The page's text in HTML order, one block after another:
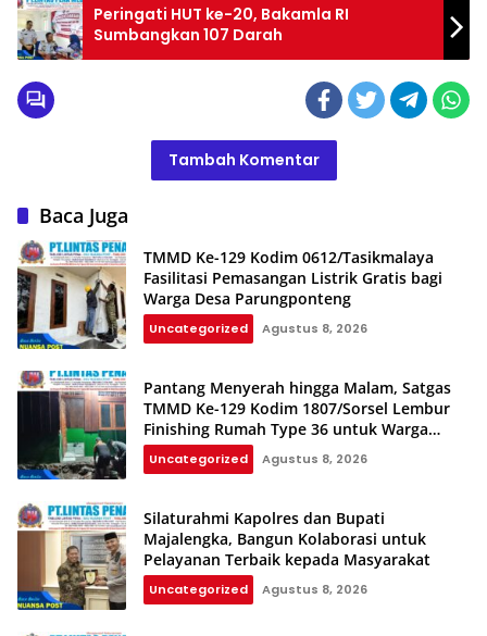
Peringati HUT ke-20, Bakamla RI
Sumbangkan 107 Darah
Tambah Komentar
Baca Juga
TMMD Ke-129 Kodim 0612/Tasikmalaya
Fasilitasi Pemasangan Listrik Gratis bagi
Warga Desa Parungponteng
Uncategorized Agustus 8, 2026
Pantang Menyerah hingga Malam, Satgas
TMMD Ke-129 Kodim 1807/Sorsel Lembur
Finishing Rumah Type 36 untuk Warga
Kampung Sesor
Uncategorized Agustus 8, 2026
Silaturahmi Kapolres dan Bupati
Majalengka, Bangun Kolaborasi untuk
Pelayanan Terbaik kepada Masyarakat
Uncategorized Agustus 8, 2026